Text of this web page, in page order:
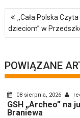
Nawigacja
wpisu
,,Cała Polska Czyta
dzieciom” w
POWIĄZANE
08 sierpnia, 2026
GSH „Archeo” na
Braniewa